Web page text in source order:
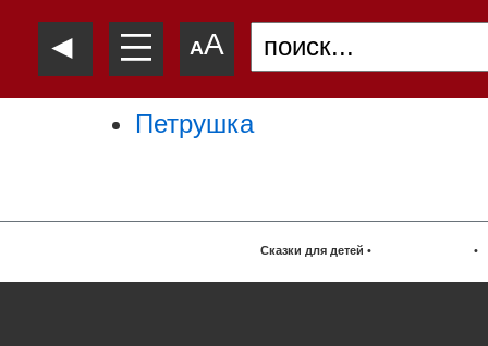
◄ —
—
— AA
Петрушка
Сказки для детей • •